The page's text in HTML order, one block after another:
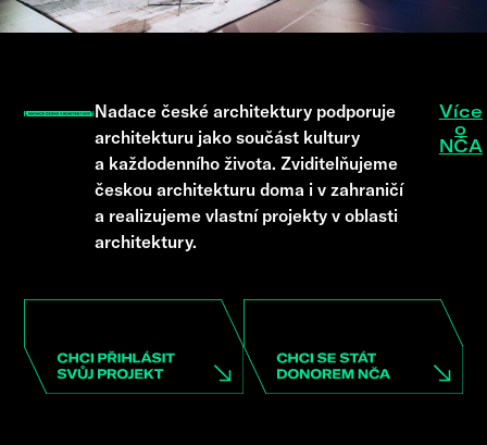
Nadace české architektury podporuje
architekturu jako součást kultury
a každodenního života. Zviditelňujeme
českou architekturu doma i v zahraničí
a realizujeme vlastní projekty v oblasti
architektury.
Více
o
NČA